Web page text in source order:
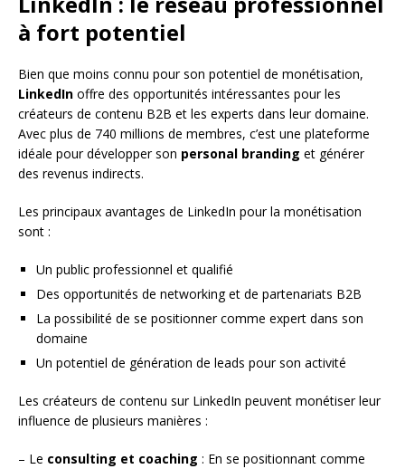
à fort potentiel
Bien que moins connu pour son potentiel de monétisation,
LinkedIn offre des opportunités intéressantes pour les
créateurs de contenu B2B et les experts dans leur domaine.
Avec plus de 740 millions de membres, c’est une plateforme
idéale pour développer son personal branding et générer
des revenus indirects.
Les principaux avantages de LinkedIn pour la monétisation
sont :
Un public professionnel et qualifié
Des opportunités de networking et de partenariats B2B
La possibilité de se positionner comme expert dans son
domaine
Un potentiel de génération de leads pour son activité
Les créateurs de contenu sur LinkedIn peuvent monétiser leur
influence de plusieurs manières :
– Le consulting et coaching : En se positionnant comme